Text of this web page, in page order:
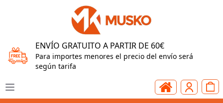
ENVÍO GRATUITO A PARTIR DE 60€
Para importes menores el precio del envío será
según tarifa